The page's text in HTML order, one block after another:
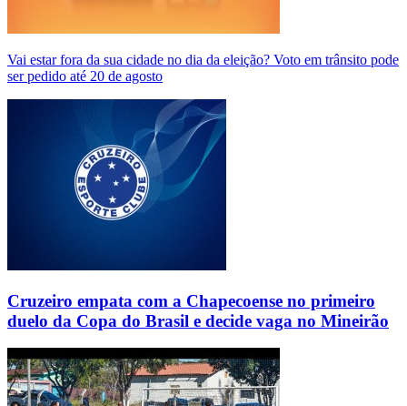
Vai estar fora da sua cidade no dia da eleição? Voto em trânsito pode
ser pedido até 20 de agosto
Cruzeiro empata com a Chapecoense no primeiro
duelo da Copa do Brasil e decide vaga no Mineirão